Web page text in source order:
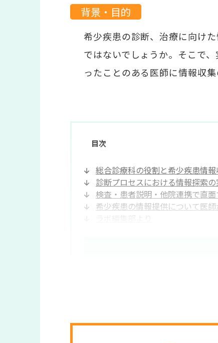
背景・目的
希少疾患の診断、治療に向け
ではないでしょうか。そこで
ったことのある医師に情報収
目次
総合診療科の役割と希少疾患情
診断プロセスにおける情報探索
検査・患者説明・他院連携で直
希少疾患の情報提供について医